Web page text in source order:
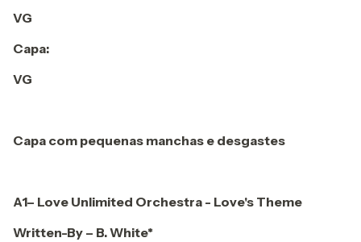
VG
Capa:
VG
Capa com pequenas manchas e desgastes
A1– Love Unlimited Orchestra - Love's Theme
Written-By – B. White*